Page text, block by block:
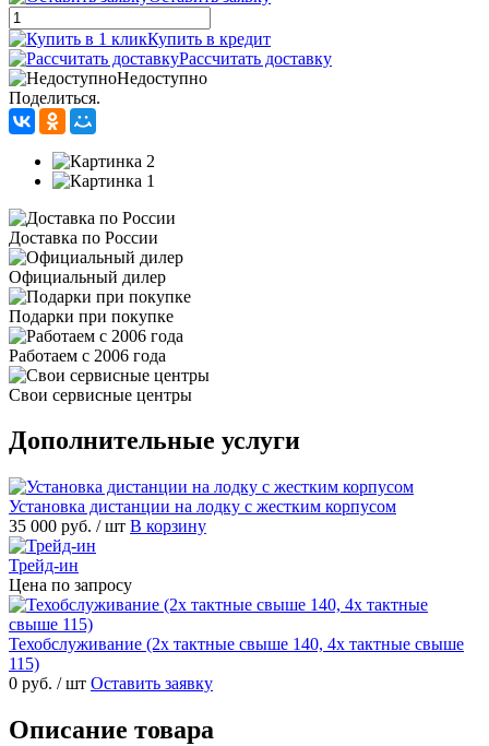
Купить в кредит
Рассчитать доставку
Недоступно
Поделиться.
Доставка по России
Официальный дилер
Подарки при покупке
Работаем с 2006 года
Свои сервисные центры
Дополнительные услуги
Установка дистанции на лодку с жестким корпусом
35 000 руб. / шт В корзину
Трейд-ин
Цена по запросу
Техобслуживание (2х тактные свыше 140, 4х тактные свыше
115)
0 руб. / шт Оставить заявку
Описание товара